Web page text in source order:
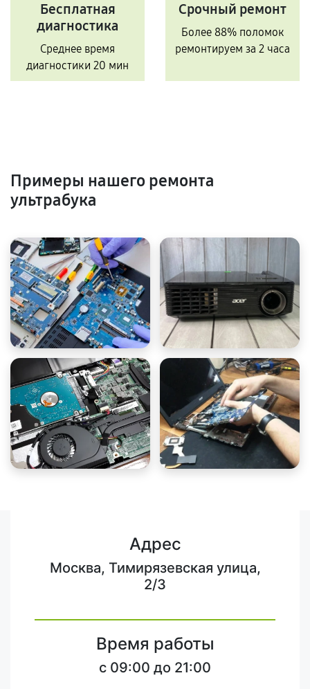
Бесплатная
диагностика
Среднее время
диагностики 20 мин
Срочный ремонт
Более 88% поломок
ремонтируем за 2 часа
Примеры нашего ремонта
ультрабука
Адрес
Москва, Тимирязевская улица,
2/3
Время работы
c 09:00 до 21:00